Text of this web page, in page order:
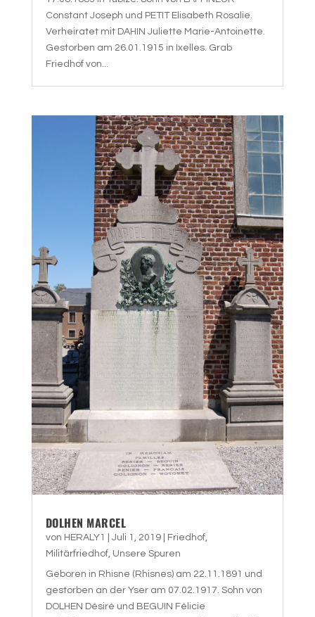
Constant Joseph und PETIT Elisabeth Rosalie.
Verheiratet mit DAHIN Juliette Marie-Antoinette.
Gestorben am 26.01.1915 in Ixelles. Grab
Friedhof von...
DOLHEN MARCEL
von HERALY1 Juli 1, 2019| Friedhof,
Militärfriedhof, Unsere Spuren
Geboren in Rhisne (Rhisnes) am 22.11.1891 und
gestorben an der Yser am 07.02.1917. Sohn von
DOLHEN Désiré und BEGUIN Félicie